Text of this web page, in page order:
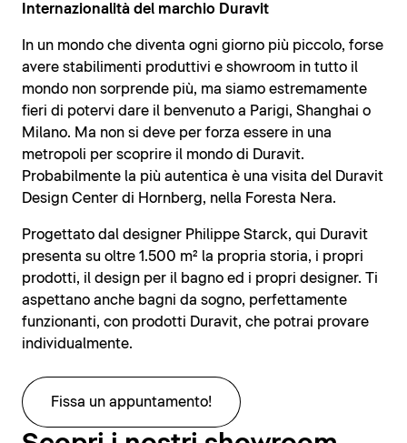
Internazionalità del marchio Duravit
In un mondo che diventa ogni giorno più piccolo, forse
avere stabilimenti produttivi e showroom in tutto il
mondo non sorprende più, ma siamo estremamente
fieri di potervi dare il benvenuto a Parigi, Shanghai o
Milano. Ma non si deve per forza essere in una
metropoli per scoprire il mondo di Duravit.
Probabilmente la più autentica è una visita del Duravit
Design Center di Hornberg, nella Foresta Nera.
Progettato dal designer Philippe Starck, qui Duravit
presenta su oltre 1.500 m² la propria storia, i propri
prodotti, il design per il bagno ed i propri designer. Ti
aspettano anche bagni da sogno, perfettamente
funzionanti, con prodotti Duravit, che potrai provare
individualmente.
Fissa un appuntamento!